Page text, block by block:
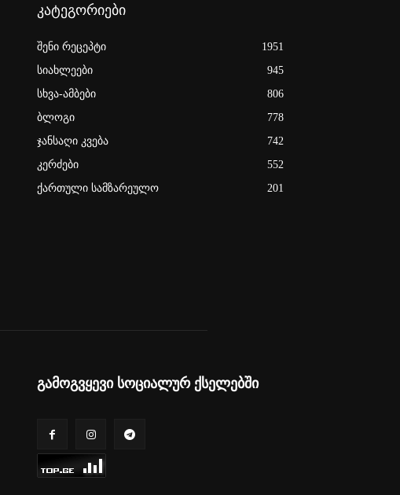
კატეგორიები
შენი რეცეპტი
1951
სიახლეები
945
სხვა-ამბები
806
ბლოგი
778
ჯანსაღი კვება
742
კერძები
552
ქართული სამზარეულო
201
გამოგვყევი სოციალურ ქსელებში